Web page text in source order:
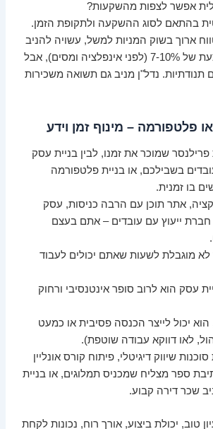
אפשר לצפות מהשקעות?
בהתאם לסוג ההשקעה ולתקופת הזמן.
ארוך בשוק המניות למשל, עשויה להניב
תשואה שנתית ממוצעת של 7-10% (לפני אינפלציה ומסים), אבל
נדל"ן מניב גם תשואה משכירות
שמוכר את זמנו, לבין בניית עסק
בשבילכם, או בניית פלטפורמה
בו זמנית.
אתר תוכן עם הרבה כניסות, עסק
ייעוץ עם עובדים – אתם בעצם
מוגבלת לשעות שאתם יכולים לעבוד
עסק הוא לרוב סופר אינטנסיבי ורחוק
יכול לייצר הכנסה פסיבית או כמעט
לאו דווקא עבודה שוטפת).
שיווק דיגיטלי, פיתוח קורס אונליין
ספר מצליח שמכניס תמלוגים, או בניית
שכר דירה קבוע.
טוב, יכולת ביצוע, אורך רוח, נכונות לקחת